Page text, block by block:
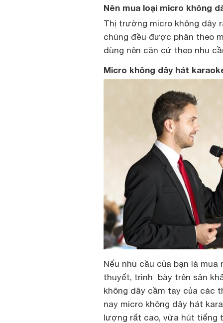
Nên mua loại micro không
Thị trường micro không dây
chúng đều được phân theo
dùng nên căn cứ theo nhu
Micro không dây hát
Nếu nhu cầu của bạn là
thuyết, trình bày trên sân
không dây cầm tay của các
nay micro không dây hát
lượng rất cao, vừa hút tiếng